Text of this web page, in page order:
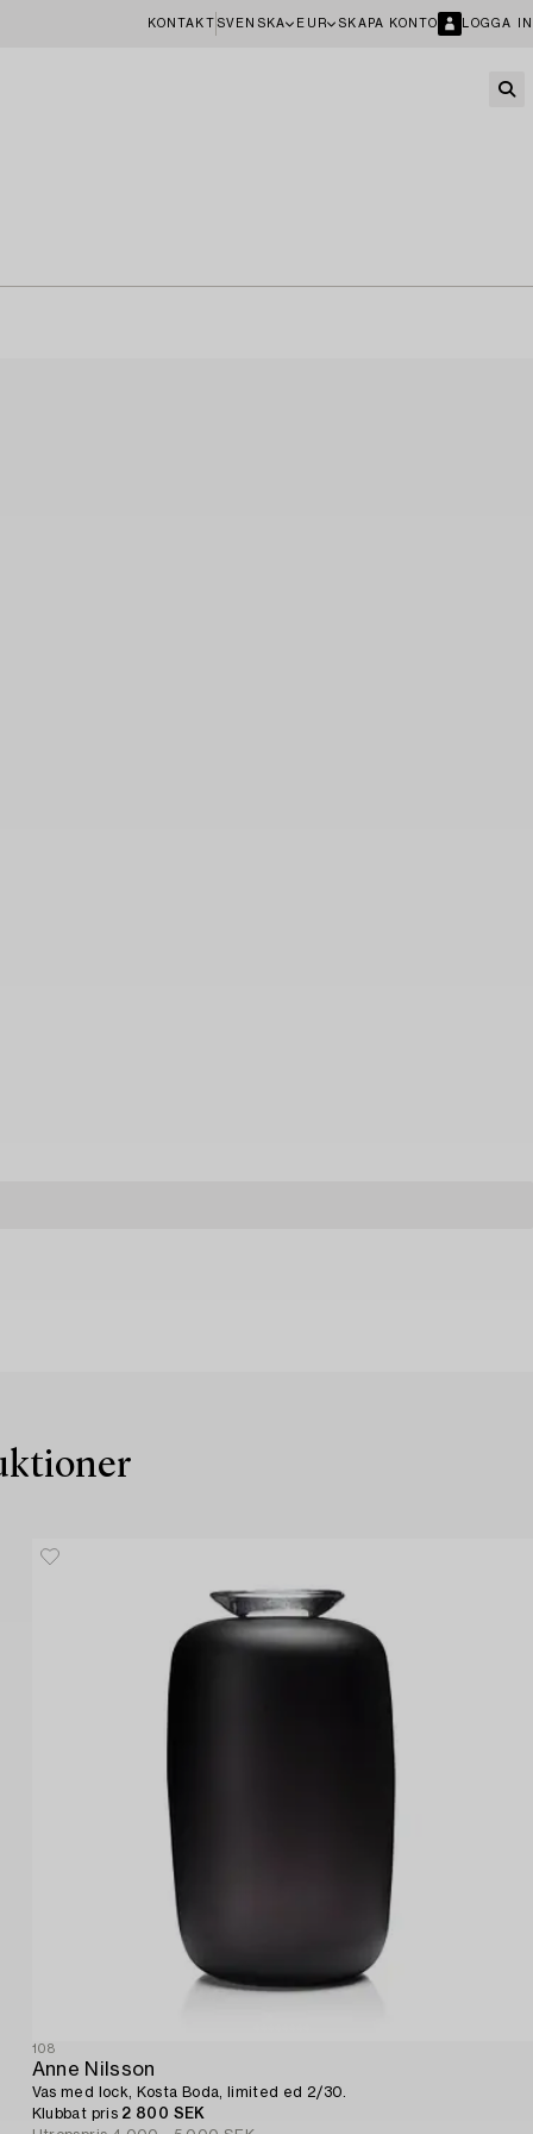
KONTAKT SVENSKA EUR SKAPA KONTO LOGGA IN
108
Anne Nilsson
Vas med lock, Kosta Boda, limited ed 2/30.
Klubbat pris 2 800 SEK